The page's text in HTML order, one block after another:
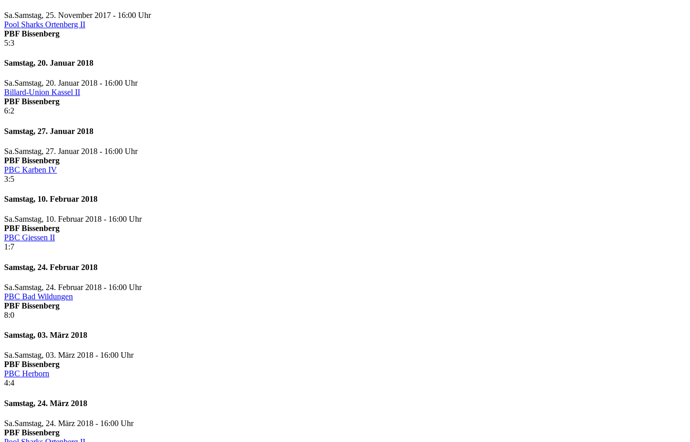
Sa.Samstag, 25. November 2017 - 16:00 Uhr
Pool Sharks Ortenberg II
PBF Bissenberg
5:3
Samstag, 20. Januar 2018
Sa.Samstag, 20. Januar 2018 - 16:00 Uhr
Billard-Union Kassel II
PBF Bissenberg
6:2
Samstag, 27. Januar 2018
Sa.Samstag, 27. Januar 2018 - 16:00 Uhr
PBF Bissenberg
PBC Karben IV
3:5
Samstag, 10. Februar 2018
Sa.Samstag, 10. Februar 2018 - 16:00 Uhr
PBF Bissenberg
PBC Giessen II
1:7
Samstag, 24. Februar 2018
Sa.Samstag, 24. Februar 2018 - 16:00 Uhr
PBC Bad Wildungen
PBF Bissenberg
8:0
Samstag, 03. März 2018
Sa.Samstag, 03. März 2018 - 16:00 Uhr
PBF Bissenberg
PBC Herborn
4:4
Samstag, 24. März 2018
Sa.Samstag, 24. März 2018 - 16:00 Uhr
PBF Bissenberg